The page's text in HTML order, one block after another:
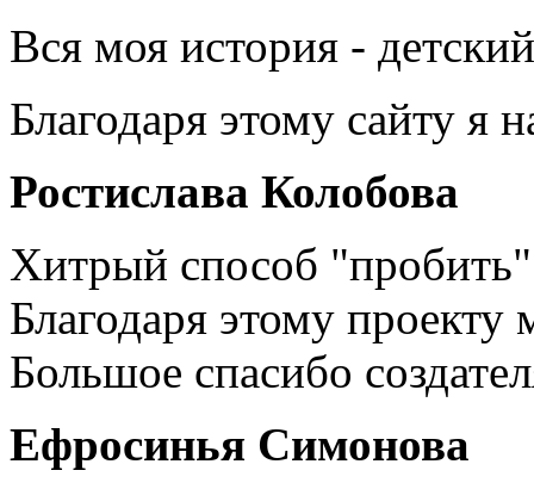
Вся моя история -
Благодаря этому сайту я
Ростислава Колобова
Хитрый способ
Благодаря этому
Большое спасибо
Ефросинья Симонова